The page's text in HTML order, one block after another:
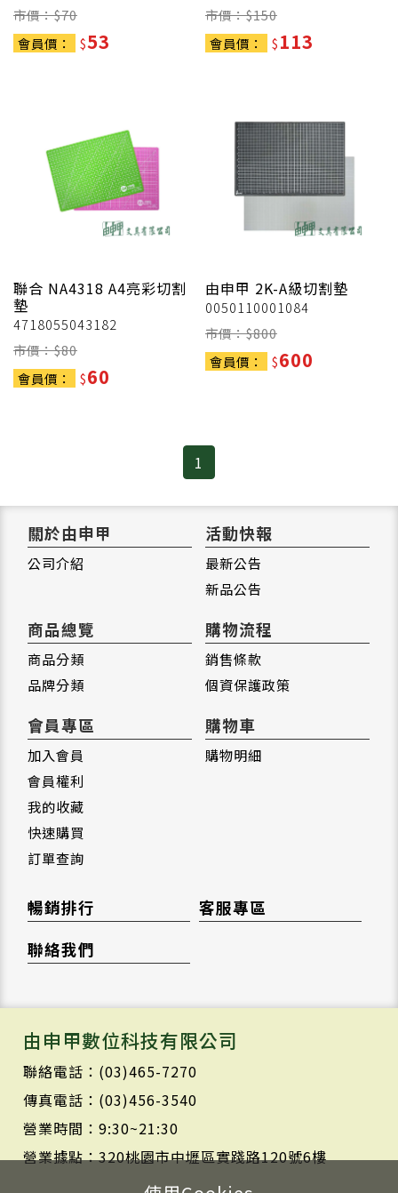
市價：$70
會員價：
$53
市價：$150
會員價：
$113
聯合 NA4318 A4亮彩切割
墊
4718055043182
市價：$80
會員價：
$60
由申甲 2K-A級切割墊
0050110001084
市價：$800
會員價：
$600
1
關於由申甲
公司介紹
活動快報
最新公告
新品公告
商品總覽
商品分類
品牌分類
購物流程
銷售條款
個資保護政策
會員專區
加入會員
會員權利
我的收藏
快速購買
訂單查詢
購物車
購物明細
暢銷排行
客服專區
聯絡我們
由申甲數位科技有限公司
聯絡電話：(03)465-7270
傳真電話：(03)456-3540
營業時間：9:30~21:30
營業據點：320桃園市中壢區實踐路120號6樓